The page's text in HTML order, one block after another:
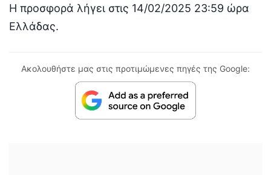
Η προσφορά λήγει στις 14/02/2025 23:59 ώρα
Ελλάδας.
Ακολουθήστε μας στις προτιμώμενες πηγές της Google: